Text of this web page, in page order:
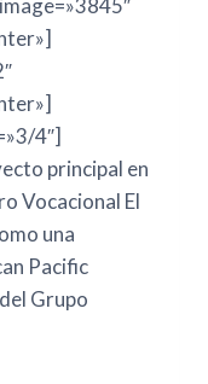
4″]
principal en
Vocacional El
una
Pacific
Grupo